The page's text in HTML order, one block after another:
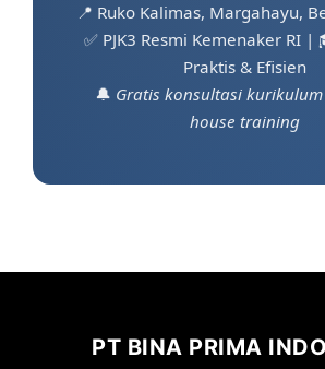
📍 Ruko Kalimas, Margahayu,
✅ PJK3 Resmi Kemenaker RI |
Praktis & Efisien
🔔 Gratis konsultasi
house training
PT BINA PRIMA